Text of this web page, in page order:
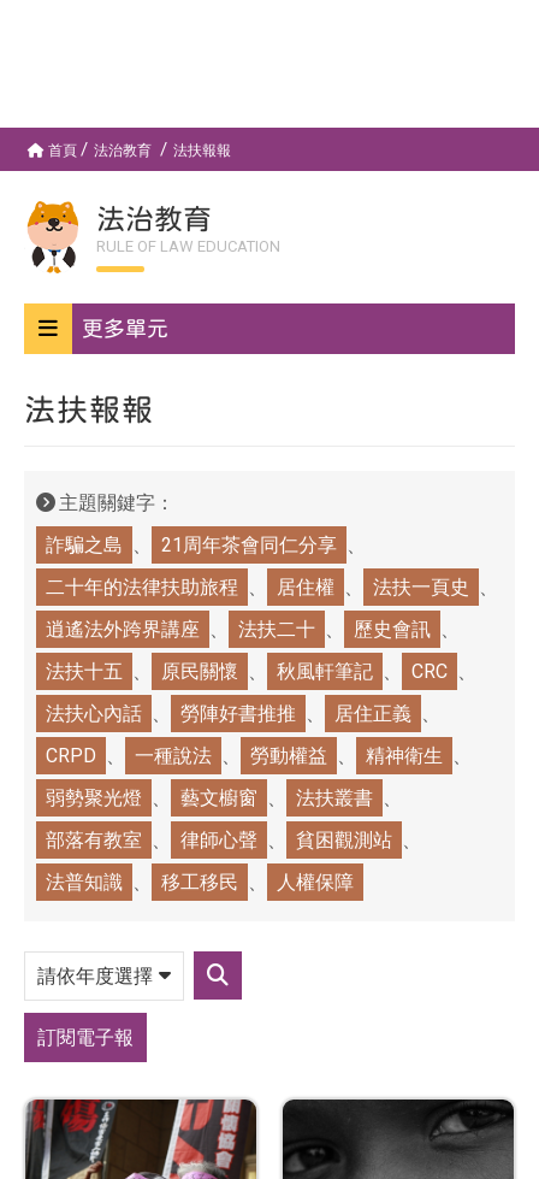
首頁 法治教育 法扶報報
法治教育
RULE OF LAW EDUCATION
更多單元
法扶報報
主題關鍵字：
詐騙之島
21周年茶會同仁分享
二十年的法律扶助旅程
居住權
法扶一頁史
逍遙法外跨界講座
法扶二十
歷史會訊
法扶十五
原民關懷 秋風軒筆記
CRC
法扶心內話
勞陣好書推推
居住正義
CRPD
一種說法 勞動權益
精神衛生
弱勢聚光燈
藝文櫥窗
法扶叢書
部落有教室
律師心聲
貧困觀測站
法普知識
移工移民 人權保障
依
年
度
選
擇
送
訂閱電子報